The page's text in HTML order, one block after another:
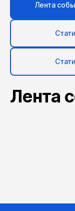
Лента
Лента